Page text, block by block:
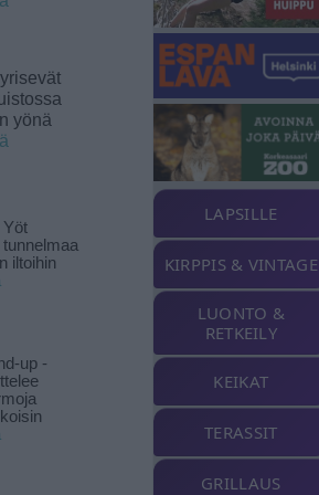
yönä
Yöt
iltoihin
up -
LAPSILLE
KIRPPIS & VINTAGE
LUONTO &
RETKEILY
KEIKAT
TERASSIT
GRILLAUS